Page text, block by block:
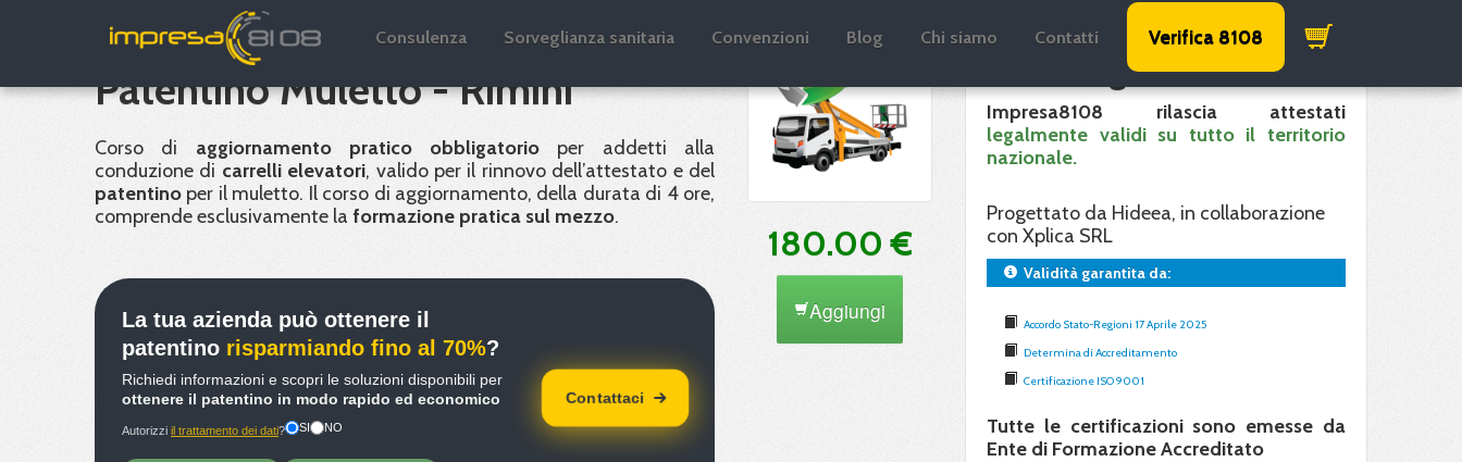
Consulenza Sorveglianza sanitaria Convenzioni Blog Chi siamo Contatti Verifica 8108
Aggiornamento e rinnovo
Patentino Muletto - Rimini
Corso di aggiornamento pratico obbligatorio per addetti alla
conduzione di carrelli elevatori, valido per il rinnovo dell’attestato e del
patentino per il muletto. Il corso di aggiornamento, della durata di 4 ore,
comprende esclusivamente la formazione pratica sul mezzo.
La tua azienda può ottenere il
patentino risparmiando fino al 70%?
Richiedi informazioni e scopri le soluzioni disponibili per
ottenere il patentino in modo rapido ed economico
Autorizzi il trattamento dei dati? SI NO
Contattaci
180.00 €
Aggiungi
Validità garantita
Impresa8108 rilascia attestati
legalmente validi su tutto il territorio
nazionale.
Progettato da Hideea, in collaborazione
con Xplica SRL
Validità garantita da:
Accordo Stato-Regioni 17 Aprile 2025
Determina di Accreditamento
Certificazione ISO 9001
Tutte le certificazioni sono emesse da
Ente di Formazione Accreditato